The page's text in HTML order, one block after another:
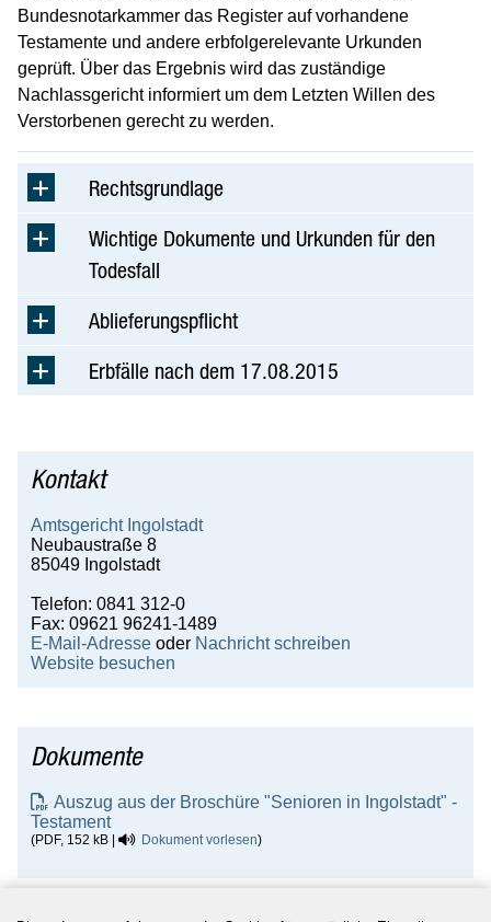
Bundesnotarkammer das Register auf vorhandene
Testamente und andere erbfolgerelevante Urkunden
geprüft. Über das Ergebnis wird das zuständige
Nachlassgericht informiert um dem Letzten Willen des
Verstorbenen gerecht zu werden.
Rechtsgrundlage
Wichtige Dokumente und Urkunden für den
Todesfall
Ablieferungspflicht
Erbfälle nach dem 17.08.2015
Kontakt
Amtsgericht Ingolstadt
Neubaustraße 8
85049 Ingolstadt
Telefon: 0841 312-0
Fax: 09621 96241-1489
E-Mail-Adresse oder Nachricht schreiben
Website besuchen
Dokumente
Auszug aus der Broschüre "Senioren in Ingolstadt" -
Testament
(PDF, 152 kB | Dokument vorlesen)